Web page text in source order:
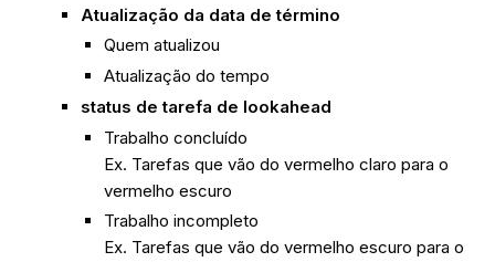
Atualização da data de término
Quem atualizou
Atualização do tempo
status de tarefa de lookahead
Trabalho concluído
Ex. Tarefas que vão do vermelho claro para o
vermelho escuro
Trabalho incompleto
Ex. Tarefas que vão do vermelho escuro para o